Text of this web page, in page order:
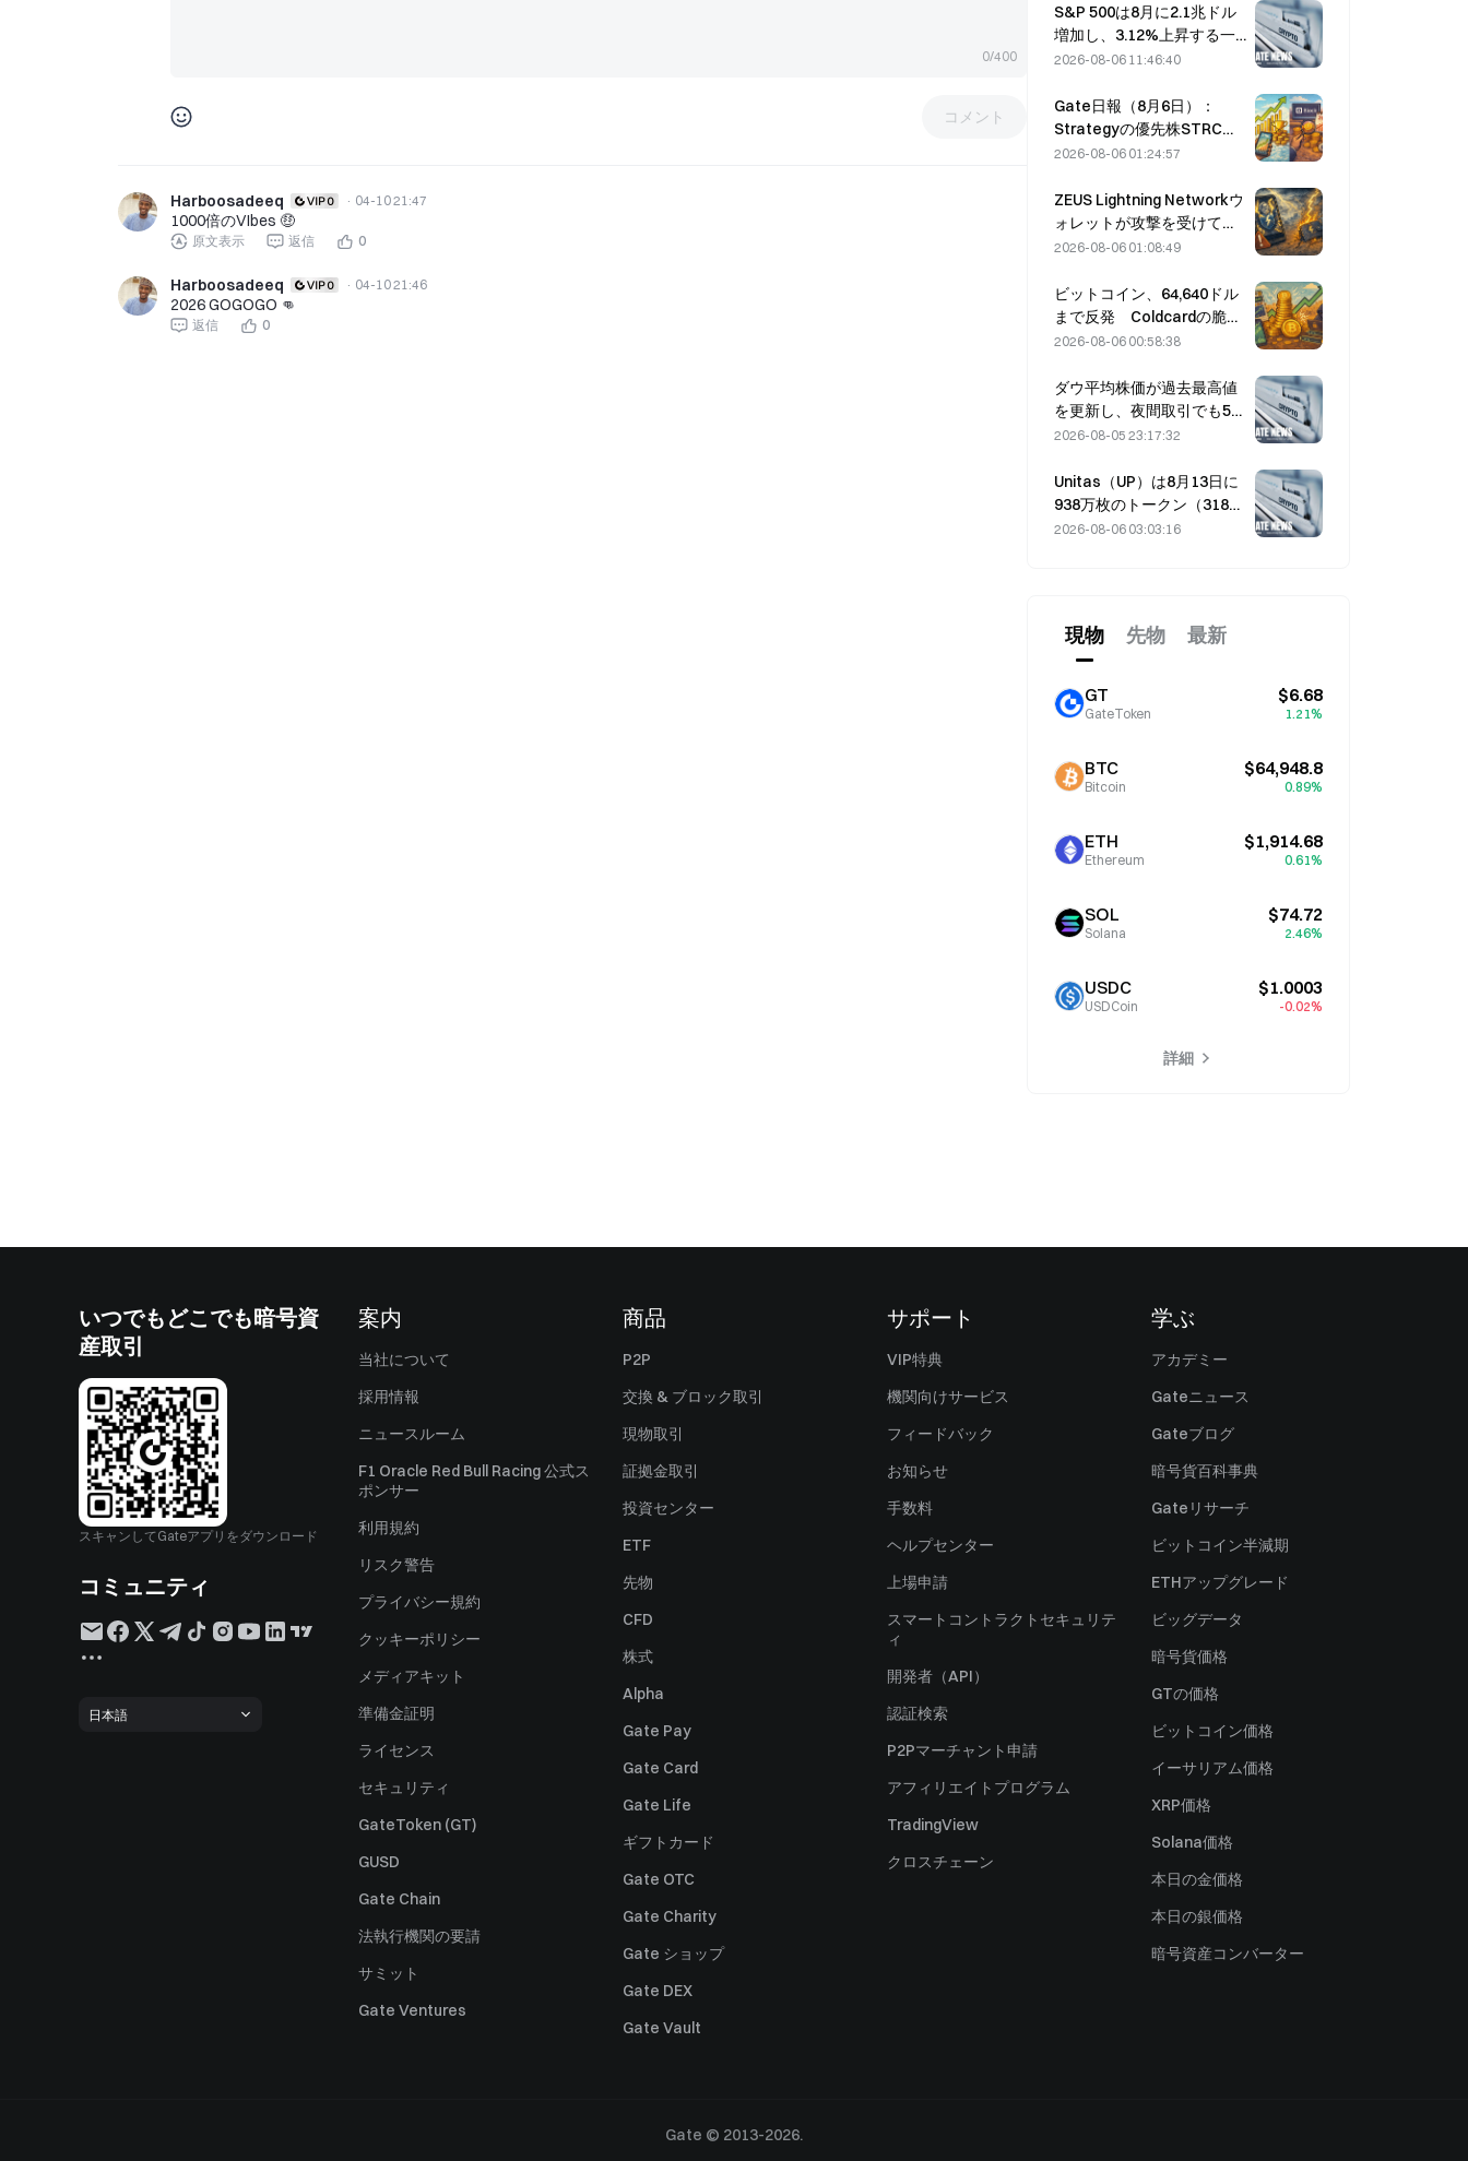
0/400
コメント
Harboosadeeq · 04-10 21:47
1000倍のVIbes 🤑
原文表示 返信 0
Harboosadeeq · 04-10 21:46
2026 GOGOGO 👊
返信 0
S&P 500は8月に2.1兆ドル
増加し、3.12%上昇する一
方、Bitcoinはわずか2%の
2026-08-06 11:46:40
Gate日報（8月6日）：
Strategyの優先株STRCが
力強く反発、Blockが2026
げる
2026-08-06 01:24:57
ZEUS Lightning Networkウ
ォレットが攻撃を受けて一
時停止、公式はユーザー資
2026-08-06 01:08:49
ビットコイン、64,640ドル
まで反発 Coldcardの脆弱
性を受け、アクティブウォ
準に達する
2026-08-06 00:58:38
ダウ平均株価が過去最高値
を更新し、夜間取引でも5日
続伸を維持；AI投資が上昇
2026-08-05 23:17:32
Unitas（UP）は8月13日に
938万枚のトークン（318万
ドル相当）をアンロックす
2026-08-06 03:03:16
現物 先物 最新
GT
GateToken
$6.68
1.21%
BTC
Bitcoin
$64,948.8
0.89%
ETH
Ethereum
$1,914.68
0.61%
SOL
Solana
$74.72
2.46%
USDC
USDCoin
$1.0003
-0.02%
詳細
いつでもどこでも暗号資
産取引
スキャンしてGateアプリをダウンロード
コミュニティ
日本語
案内
当社について
採用情報
ニュースルーム
F1 Oracle Red Bull Racing 公式ス
ポンサー
利用規約
リスク警告
プライバシー規約
クッキーポリシー
メディアキット
準備金証明
ライセンス
セキュリティ
GateToken (GT)
GUSD
Gate Chain
法執行機関の要請
サミット
Gate Ventures
商品
P2P
交換 & ブロック取引
現物取引
証拠金取引
投資センター
ETF
先物
CFD
株式
Alpha
Gate Pay
Gate Card
Gate Life
ギフトカード
Gate OTC
Gate Charity
Gate ショップ
Gate DEX
Gate Vault
サポート
VIP特典
機関向けサービス
フィードバック
お知らせ
手数料
ヘルプセンター
上場申請
スマートコントラクトセキュリテ
ィ
開発者（API）
認証検索
P2Pマーチャント申請
アフィリエイトプログラム
TradingView
クロスチェーン
学ぶ
アカデミー
Gateニュース
Gateブログ
暗号貨百科事典
Gateリサーチ
ビットコイン半減期
ETHアップグレード
ビッグデータ
暗号貨価格
GTの価格
ビットコイン価格
イーサリアム価格
XRP価格
Solana価格
本日の金価格
本日の銀価格
暗号資産コンバーター
Gate © 2013-2026.